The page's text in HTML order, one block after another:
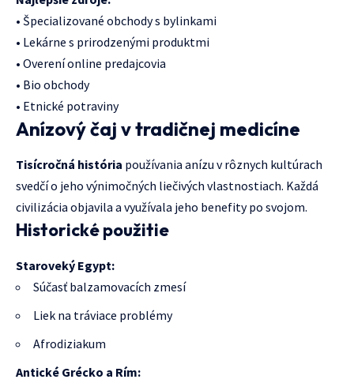
• Špecializované obchody s bylinkami
• Lekárne s prirodzenými produktmi
• Overení online predajcovia
• Bio obchody
• Etnické potraviny
Anízový čaj v tradičnej medicíne
Tisícročná história používania anízu v rôznych kultúrach
svedčí o jeho výnimočných liečivých vlastnostiach. Každá
civilizácia objavila a využívala jeho benefity po svojom.
Historické použitie
Staroveký Egypt:
Súčasť balzamovacích zmesí
Liek na tráviace problémy
Afrodiziakum
Antické Grécko a Rím: